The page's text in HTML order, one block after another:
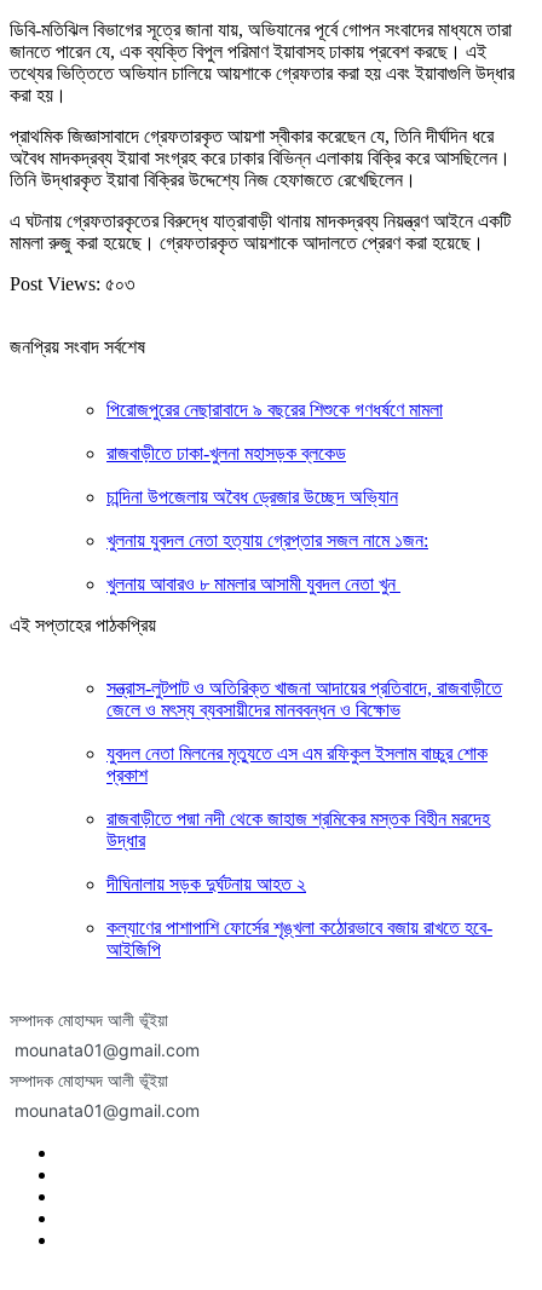
ডিবি-মতিঝিল বিভাগের সূত্রে জানা যায়, অভিযানের পূর্বে গোপন সংবাদের মাধ্যমে তারা
জানতে পারেন যে, এক ব্যক্তি বিপুল পরিমাণ ইয়াবাসহ ঢাকায় প্রবেশ করছে। এই
তথ্যের ভিত্তিতে অভিযান চালিয়ে আয়শাকে গ্রেফতার করা হয় এবং ইয়াবাগুলি উদ্ধার
করা হয়।
প্রাথমিক জিজ্ঞাসাবাদে গ্রেফতারকৃত আয়শা স্বীকার করেছেন যে, তিনি দীর্ঘদিন ধরে
অবৈধ মাদকদ্রব্য ইয়াবা সংগ্রহ করে ঢাকার বিভিন্ন এলাকায় বিক্রি করে আসছিলেন।
তিনি উদ্ধারকৃত ইয়াবা বিক্রির উদ্দেশ্যে নিজ হেফাজতে রেখেছিলেন।
এ ঘটনায় গ্রেফতারকৃতের বিরুদ্ধে যাত্রাবাড়ী থানায় মাদকদ্রব্য নিয়ন্ত্রণ আইনে একটি
মামলা রুজু করা হয়েছে। গ্রেফতারকৃত আয়শাকে আদালতে প্রেরণ করা হয়েছে।
Post Views: ৫০৩
জনপ্রিয় সংবাদ সর্বশেষ
পিরোজপুরের নেছারাবাদে ৯ বছরের শিশুকে গণধর্ষণে মামলা
রাজবাড়ীতে ঢাকা-খুলনা মহাসড়ক ব্লকেড
চান্দিনা উপজেলায় অবৈধ ড্রেজার উচ্ছেদ অভি্যান
খুলনায় যুবদল নেতা হত্যায় গ্রেপ্তার সজল নামে ১জন:
খুলনায় আবারও ৮ মামলার আসামী যুবদল নেতা খুন
এই সপ্তাহের পাঠকপ্রিয়
সন্ত্রাস-লুটপাট ও অতিরিক্ত খাজনা আদায়ের প্রতিবাদে, রাজবাড়ীতে
জেলে ও মৎস্য ব্যবসায়ীদের মানববন্ধন ও বিক্ষোভ
যুবদল নেতা মিলনের মৃত্যুতে এস এম রফিকুল ইসলাম বাচ্চুর শোক
প্রকাশ
রাজবাড়ীতে পদ্মা নদী থেকে জাহাজ শ্রমিকের মস্তক বিহীন মরদেহ
উদ্ধার
দীঘিনালায় সড়ক দুর্ঘটনায় আহত ২
কল্যাণের পাশাপাশি ফোর্সের শৃঙ্খলা কঠোরভাবে বজায় রাখতে হবে-
আইজিপি
সম্পাদক মোহাম্মদ আলী ভূঁইয়া
mounata01@gmail.com
সম্পাদক মোহাম্মদ আলী ভূঁইয়া
mounata01@gmail.com